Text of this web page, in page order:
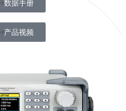
数据手册
产品视频